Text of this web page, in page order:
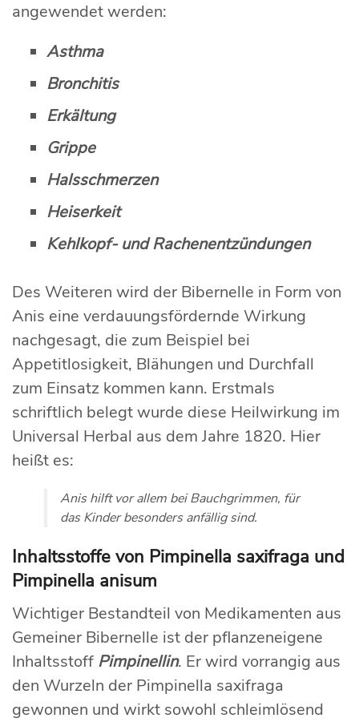
angewendet werden:
Asthma
Bronchitis
Erkältung
Grippe
Halsschmerzen
Heiserkeit
Kehlkopf- und Rachenentzündungen
Des Weiteren wird der Bibernelle in Form von
Anis eine verdauungsfördernde Wirkung
nachgesagt, die zum Beispiel bei
Appetitlosigkeit, Blähungen und Durchfall
zum Einsatz kommen kann. Erstmals
schriftlich belegt wurde diese Heilwirkung im
Universal Herbal aus dem Jahre 1820. Hier
heißt es:
Anis hilft vor allem bei Bauchgrimmen, für
das Kinder besonders anfällig sind.
Inhaltsstoffe von Pimpinella saxifraga und
Pimpinella anisum
Wichtiger Bestandteil von Medikamenten aus
Gemeiner Bibernelle ist der pflanzeneigene
Inhaltsstoff Pimpinellin. Er wird vorrangig aus
den Wurzeln der Pimpinella saxifraga
gewonnen und wirkt sowohl schleimlösend